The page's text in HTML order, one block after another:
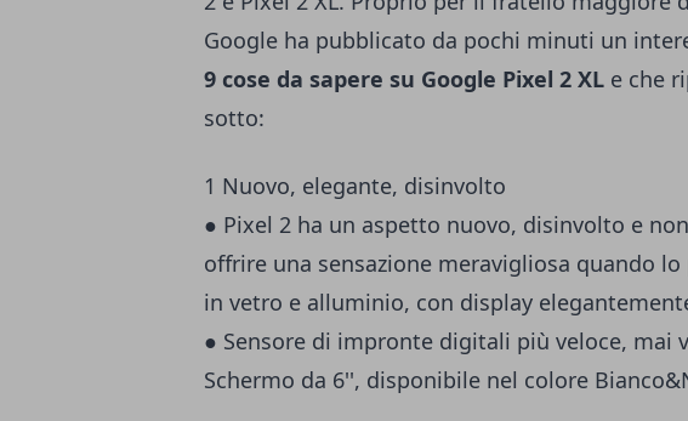
Google ha pubblicato da pochi minuti un
9 cose da sapere su Google Pixel 2 XL e che
sotto:
1 Nuovo, elegante, disinvolto
● Pixel 2 ha un aspetto nuovo, disinvolto e
offrire una sensazione meravigliosa quando
in vetro e alluminio, con display
● Sensore di impronte digitali più veloce, mai
Schermo da 6'', disponibile nel colore